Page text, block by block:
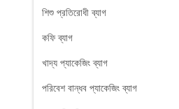
শিশু প্রতিরোধী ব্যাগ
কফি ব্যাগ
খাদ্য প্যাকেজিং ব্যাগ
পরিবেশ বান্ধব প্যাকেজিং ব্যাগ